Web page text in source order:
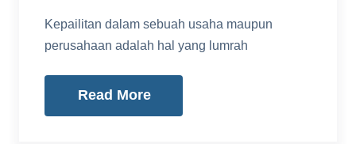
Kepailitan dalam sebuah usaha maupun
perusahaan adalah hal yang lumrah
Read More